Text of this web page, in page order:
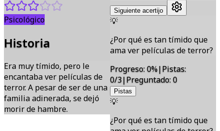
Psicológico
Historia
Era muy tímido, pero le
encantaba ver películas de
terror. A pesar de ser de una
familia adinerada, se dejó
morir de hambre.
Siguiente acertijo
💡
¿Por qué es tan tímido que
ama ver películas de terror?
Progreso:0%|Pistas:
0/3|Preguntado:0
Pistas
💡
¿Por qué es tan tímido que